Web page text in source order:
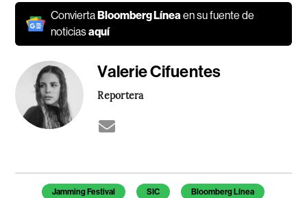
ConviertaBloomberg Líneaen su fuente de
noticiasaquí
Valerie Cifuentes
Reportera
Temas de este artículo
Jamming Festival SIC Bloomberg Línea